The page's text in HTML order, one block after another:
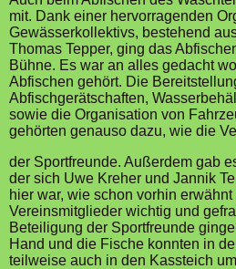
mit. Dank einer hervorragenden
Gewässerkollektivs, bestehend
Thomas Tepper, ging das
Bühne. Es war an alles gedacht
Abfischen gehört. Die
Abfischgerätschaften,
sowie die Organisation von
gehörten genauso dazu, wie die
der Sportfreunde. Außerdem gab
der sich Uwe Kreher und Jannik
hier war, wie schon vorhin
Vereinsmitglieder wichtig und
Beteiligung der Sportfreunde
Hand und die Fische konnten in
teilweise auch in den Kassteich